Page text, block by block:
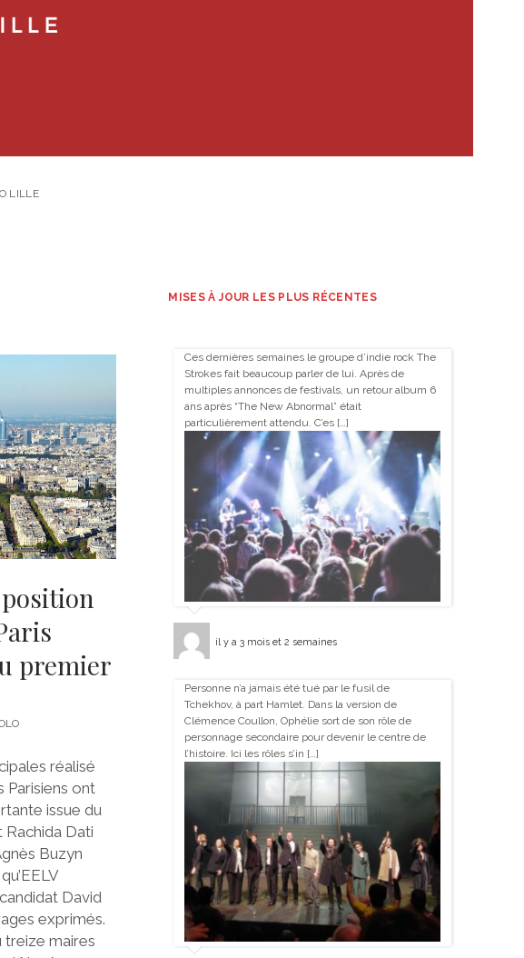
LILLE
premier
réalisé
Parisiens ont
issue du
Dati
Buzyn
David
exprimés.
treize maires
MISES À JOUR LES PLUS RÉCENTES
Ces dernières semaines le groupe d’indie rock The
Strokes fait beaucoup parler de lui. Après de
multiples annonces de festivals, un retour album 6
ans après “The New Abnormal” était
particulièrement attendu. C’es […]
il y a 3 mois et 2 semaines
Personne n’a jamais été tué par le fusil de
Tchekhov, à part Hamlet. Dans la version de
Clémence Coullon, Ophélie sort de son rôle de
personnage secondaire pour devenir le centre de
l’histoire. Ici les rôles s’in […]